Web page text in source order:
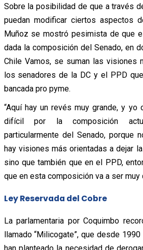
Sobre la posibilidad de que a través
puedan modificar ciertos aspectos
Muñoz se mostró pesimista de que
dada la composición del Senado, en
Chile Vamos, se suman las visiones
los senadores de la DC y el PPD
bancada pro pyme.
“Aquí hay un revés muy grande, y
difícil por la composición
particularmente del Senado, porque
hay visiones más orientadas a dejar
sino que también que en el PPD,
que en esta composición va a ser muy
Ley Reservada del Cobre
La parlamentaria por Coquimbo
llamado “Milicogate”, que desde
han planteado la necesidad de